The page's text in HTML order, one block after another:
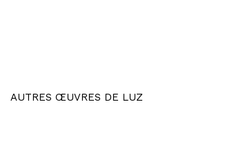
AUTRES ŒUVRES DE LUZ